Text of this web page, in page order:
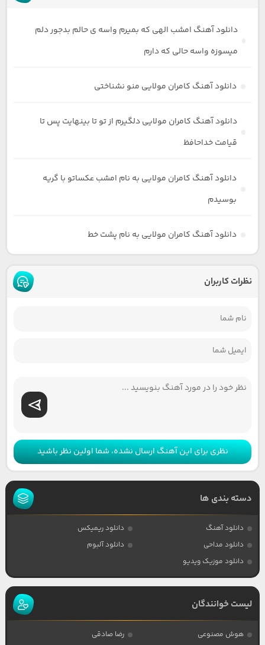
دانلود آهنگ امشب الهی که بمیرم واسه ی حالم بدجور دلم
میسوزه واسه حالی که دارم
دانلود آهنگ کامران مولایی منو نشناختی
دانلود آهنگ کامران مولایی دلگیرم از تو تا بینهایت پس تا
قیامت خداحافظ
دانلود آهنگ کامران مولایی به نام امشب عکساتو با گریه
بوسیدم
دانلود آهنگ کامران مولایی به نام پشت خط
نظرات کاربران
نظری برای این آهنگ ارسال نشده، شما اولین نظر باشید
دسته بندی ها
دانلود آهنگ
دانلود ریمیکس
دانلود مداحی
دانلود آلبوم
دانلود موزیک ویدیو
لیست خوانندگان
هوش مصنوعی رضا صادقی